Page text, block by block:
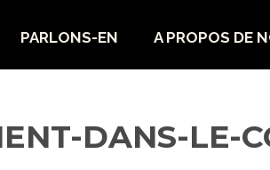
PARLONS-EN A PROPOS DE
DANS-LE-